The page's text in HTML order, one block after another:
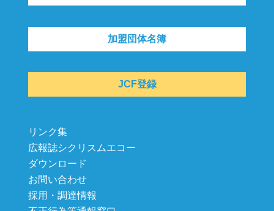
加盟団体名簿
JCF登録
リンク集
広報誌シクリスムエコー
ダウンロード
お問い合わせ
採用・調達情報